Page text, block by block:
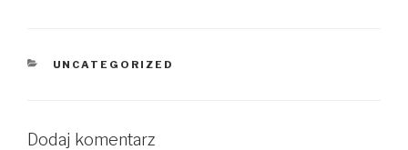
KATEGORIE
UNCATEGORIZED
Dodaj komentarz